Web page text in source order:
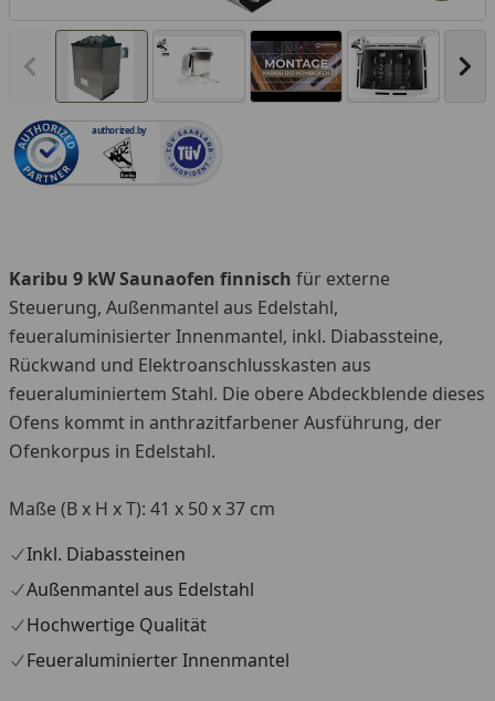
Vorheriges Bild anzeigen
authorized.by
Karibu 9 kW Saunaofen finnisch für externe
Steuerung, Außenmantel aus Edelstahl,
feueraluminisierter Innenmantel, inkl. Diabassteine,
Rückwand und Elektroanschlusskasten aus
feueraluminiertem Stahl. Die obere Abdeckblende dieses
Ofens kommt in anthrazitfarbener Ausführung, der
Ofenkorpus in Edelstahl.
Maße (B x H x T): 41 x 50 x 37 cm
Inkl. Diabassteinen
Außenmantel aus Edelstahl
Hochwertige Qualität
Feueraluminierter Innenmantel